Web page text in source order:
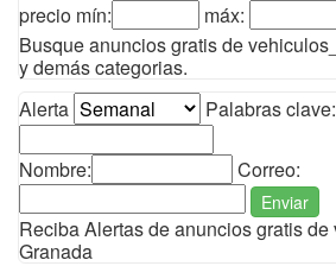
precio mín:
máx:
Busque anuncios gratis de
y demás categorias.
Alerta
Palabras clave:
Nombre: Correo:
Enviar
Reciba Alertas de anuncios gratis
Granada